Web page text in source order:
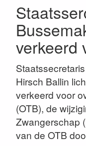
verkeerd
Hirsch Ballin
verkeerd voor
(OTB), de
Zwangerschap
van de OTB